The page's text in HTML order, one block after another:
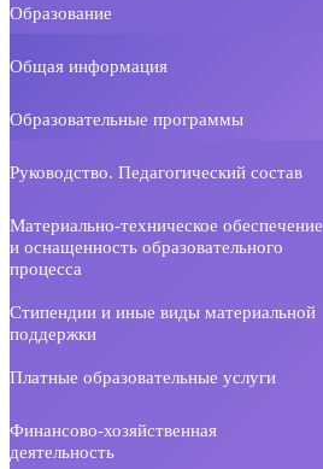
Образование
Общая информация
Образовательные программы
Руководство. Педагогический состав
Материально-техническое обеспечение
и оснащенность образовательного
процесса
Стипендии и иные виды материальной
поддержки
Платные образовательные услуги
Финансово-хозяйственная
деятельность